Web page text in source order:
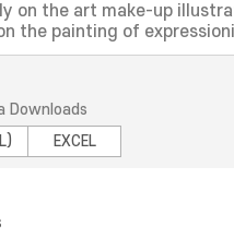
on the art make-up
the painting of
Downloads
EXCEL